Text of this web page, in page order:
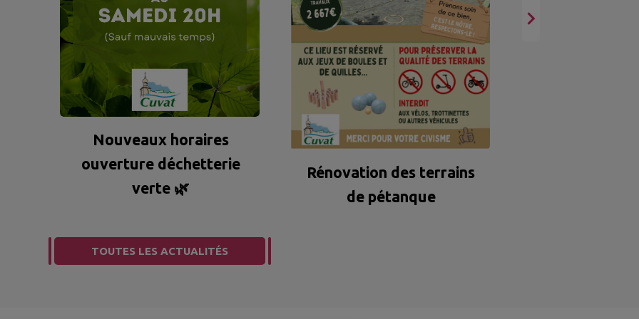
Nouveaux horaires
ouverture déchetterie
verte 🌿
Rénovation des terrains
de pétanque
TOUTES LES ACTUALITÉS